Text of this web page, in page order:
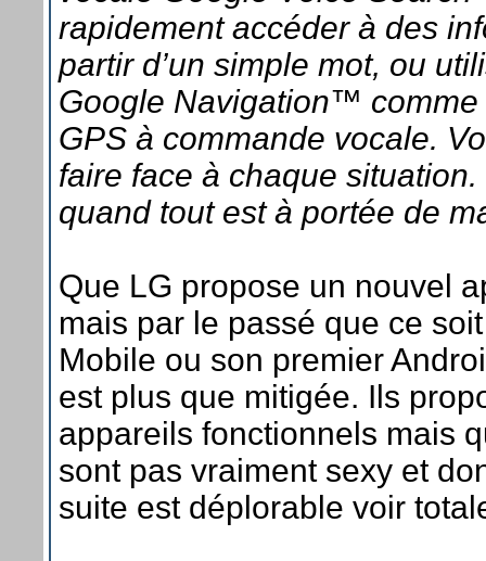
rapidement accéder à des
partir d’un simple mot, ou
Google Navigation™ comme
GPS à commande vocale.
faire face à chaque
quand tout est à portée de
Que LG propose un nouvel
mais par le passé que ce
Mobile ou son premier
est plus que mitigée. Ils
appareils fonctionnels mais
sont pas vraiment sexy et
suite est déplorable voir